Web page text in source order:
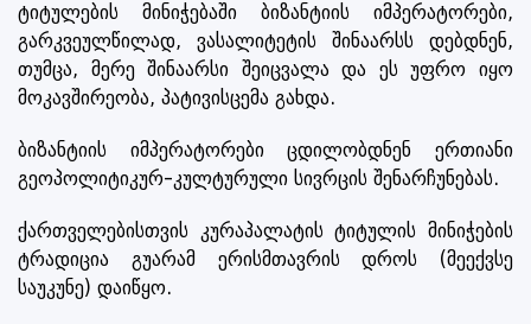
ტიტულების მინიჭებაში ბიზანტიის იმპერატორები,
გარკვეულწილად, ვასალიტეტის შინაარსს დებდნენ,
თუმცა, მერე შინაარსი შეიცვალა და ეს უფრო იყო
მოკავშირეობა, პატივისცემა გახდა.
ბიზანტიის იმპერატორები ცდილობდნენ ერთიანი
გეოპოლიტიკურ-კულტურული სივრცის შენარჩუნებას.
ქართველებისთვის კურაპალატის ტიტულის მინიჭების
ტრადიცია გუარამ ერისმთავრის დროს (მეექვსე
საუკუნე) დაიწყო.